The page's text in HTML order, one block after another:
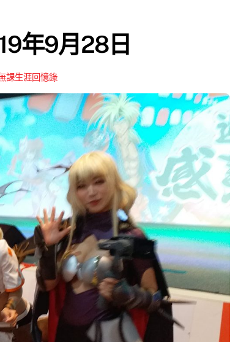
年9月28日
課生涯回憶錄